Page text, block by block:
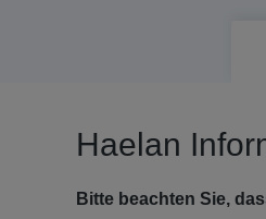
Haelan
Bitte beachten Sie,